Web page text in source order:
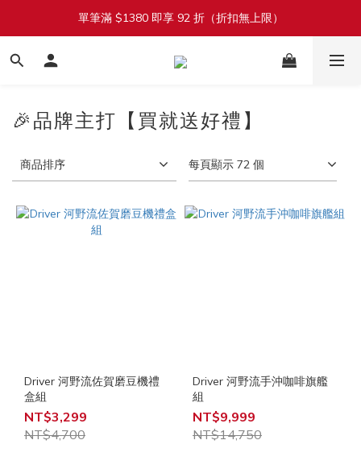
加入會員立即送 $100 購物金
單筆滿 $1380 即享 92 折（折扣無上限）
加入會員立即送 $100 購物金
🎉品牌主打【買就送好禮】
商品排序 每頁顯示 72 個
Driver 河野流佐賀磨豆機禮
盒組
NT$3,299
NT$4,700
Driver 河野流手沖咖啡旗艦
組
NT$9,999
NT$14,750